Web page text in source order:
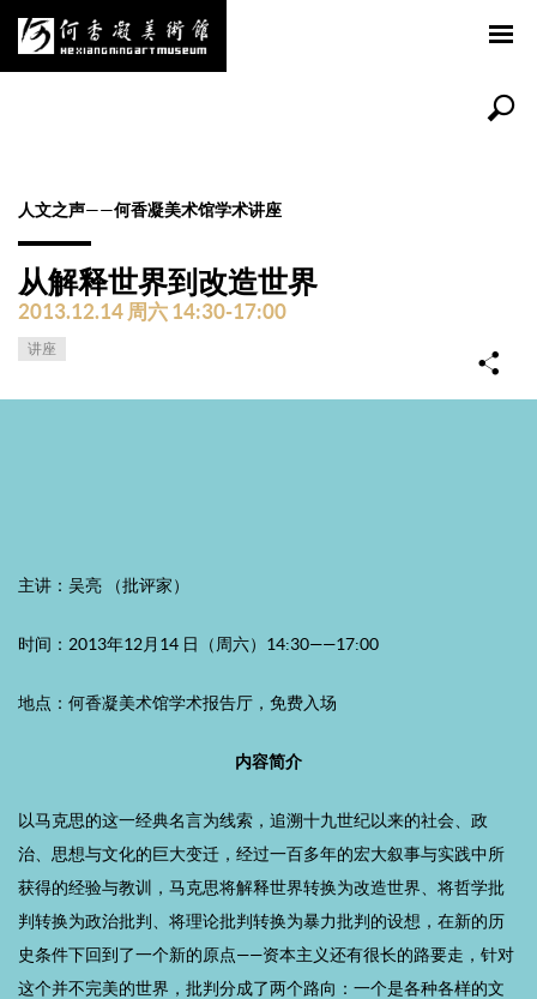
人文之声——何香凝美术馆学术讲座
从解释世界到改造世界
2013.12.14 周六 14:30-17:00
讲座
主讲：吴亮 （批评家）
时间：2013年12月14 日（周六）14:30——17:00
地点：何香凝美术馆学术报告厅，免费入场
内容简介
以马克思的这一经典名言为线索，追溯十九世纪以来的社会、政
治、思想与文化的巨大变迁，经过一百多年的宏大叙事与实践中所
获得的经验与教训，马克思将解释世界转换为改造世界、将哲学批
判转换为政治批判、将理论批判转换为暴力批判的设想，在新的历
史条件下回到了一个新的原点——资本主义还有很长的路要走，针对
这个并不完美的世界，批判分成了两个路向：一个是各种各样的文